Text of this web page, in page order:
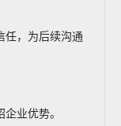
任，为后续沟通
业优势。